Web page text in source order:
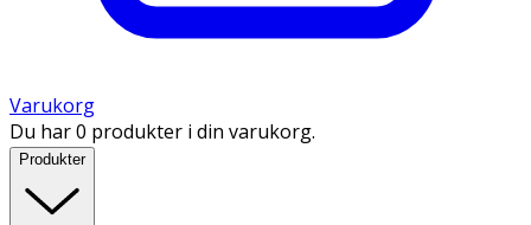
Varukorg
Du har 0 produkter i din varukorg.
Produkter